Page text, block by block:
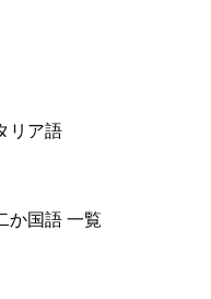
リア語
か国語 一覧